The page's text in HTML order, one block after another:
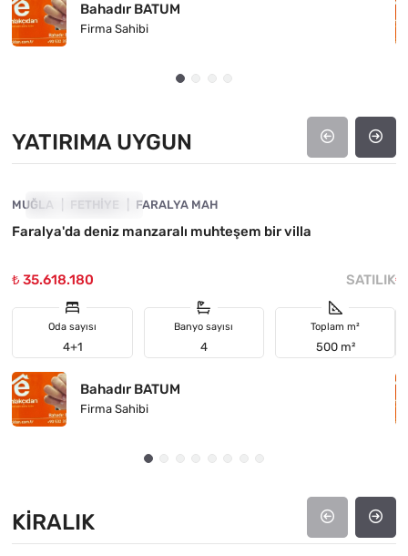
Bahadır BATUM
Firma Sahibi
YATIRIMA UYGUN
YATIRIMA UYGUN
MUĞLA FETHIYE FARALYA MAH
Faralya'da deniz manzaralı muhteşem bir villa
₺ 35.618.180 SATILIK
Oda sayısı
4+1
Banyo sayısı
4
Toplam m²
500 m²
Bahadır BATUM
Firma Sahibi
₺
KIRALIK